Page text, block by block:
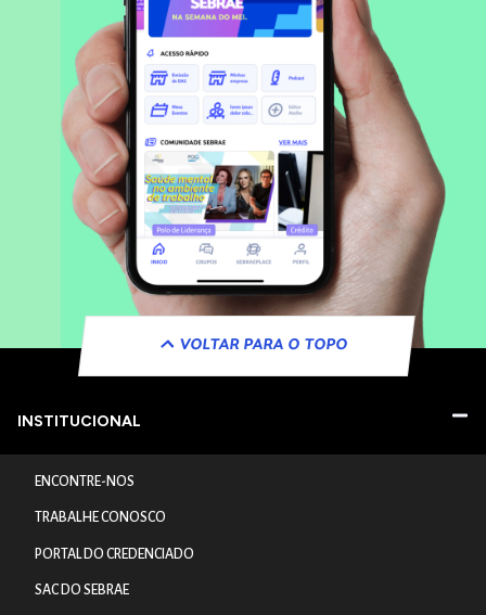
VOLTAR PARA O TOPO
INSTITUCIONAL
ENCONTRE-NOS
TRABALHE CONOSCO
PORTAL DO CREDENCIADO
SAC DO SEBRAE